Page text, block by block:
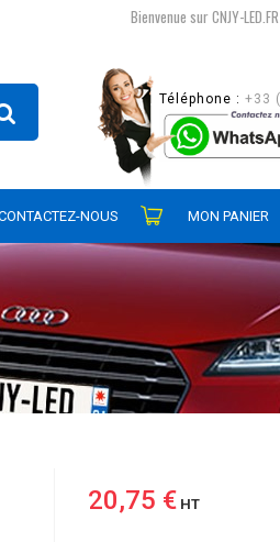
Bienvenue sur CNJY-LED.FR
Téléphone : +33
NOUS MON PANIER
20,75 €HT